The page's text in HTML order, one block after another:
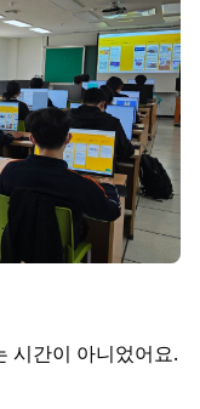
시간이 아니었어요.